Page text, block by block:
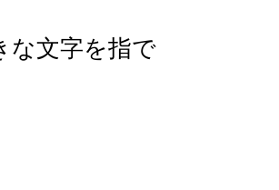
な文字を指で